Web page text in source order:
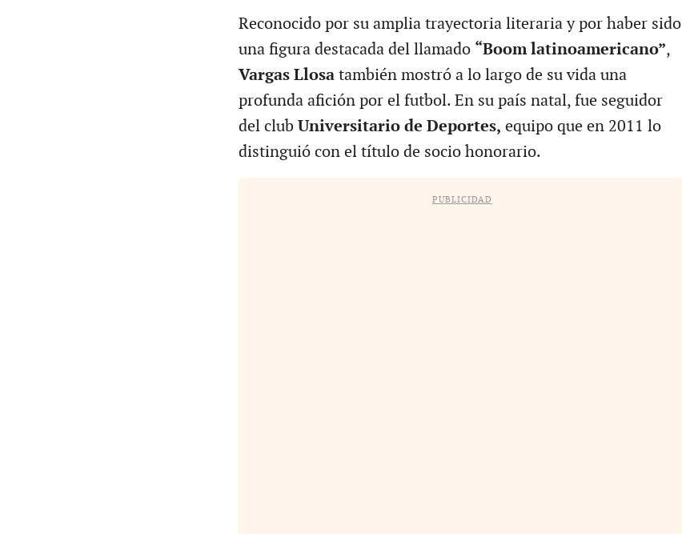
Reconocido por su amplia trayectoria literaria y por haber sido
una figura destacada del llamado “Boom latinoamericano”,
Vargas Llosatambién mostró a lo largo de su vida una
profunda afición por el futbol. En su país natal, fue seguidor
del club Universitario de Deportes, equipo que en 2011 lo
distinguió con el título de socio honorario.
PUBLICIDAD